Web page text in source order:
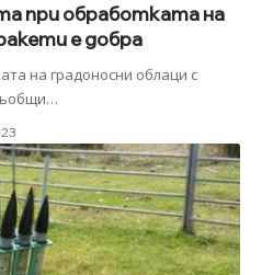
при обработката на
е добра
на градоносни облаци с
…